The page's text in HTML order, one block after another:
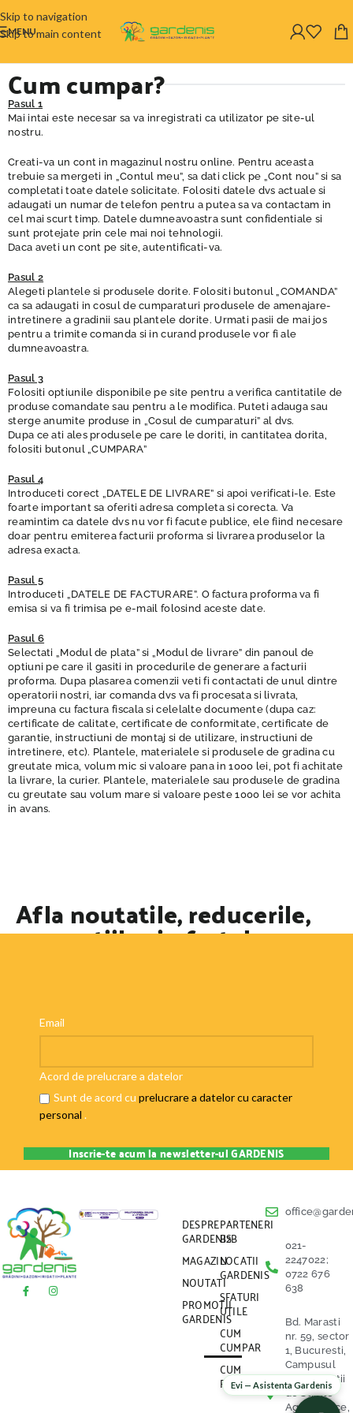
Skip to navigation
Skip to main content
MENU
Cum cumpar?
Pasul 1
Mai intai este necesar sa va inregistrati ca utilizator pe site-ul
nostru.
Creati-va un cont in magazinul nostru online. Pentru aceasta
trebuie sa mergeti in „Contul meu”, sa dati click pe „Cont nou” si sa
completati toate datele solicitate. Folositi datele dvs actuale si
adaugati un numar de telefon pentru a putea sa va contactam in
cel mai scurt timp. Datele dumneavoastra sunt confidentiale si
sunt protejate prin cele mai noi tehnologii.
Daca aveti un cont pe site, autentificati-va.
Pasul 2
Alegeti plantele si produsele dorite. Folositi butonul „COMANDA”
ca sa adaugati in cosul de cumparaturi produsele de amenajare-
intretinere a gradinii sau plantele dorite. Urmati pasii de mai jos
pentru a trimite comanda si in curand produsele vor fi ale
dumneavoastra.
Pasul 3
Folositi optiunile disponibile pe site pentru a verifica cantitatile de
produse comandate sau pentru a le modifica. Puteti adauga sau
sterge anumite produse in „Cosul de cumparaturi” al dvs.
Dupa ce ati ales produsele pe care le doriti, in cantitatea dorita,
folositi butonul „CUMPARA”
Pasul 4
Introduceti corect „DATELE DE LIVRARE” si apoi verificati-le. Este
foarte important sa oferiti adresa completa si corecta. Va
reamintim ca datele dvs nu vor fi facute publice, ele fiind necesare
doar pentru emiterea facturii proforma si livrarea produselor la
adresa exacta.
Pasul 5
Introduceti „DATELE DE FACTURARE”. O factura proforma va fi
emisa si va fi trimisa pe e-mail folosind aceste date.
Pasul 6
Selectati „Modul de plata” si „Modul de livrare” din panoul de
optiuni pe care il gasiti in procedurile de generare a facturii
proforma. Dupa plasarea comenzii veti fi contactati de unul dintre
operatorii nostri, iar comanda dvs va fi procesata si livrata,
impreuna cu factura fiscala si celelalte documente (dupa caz:
certificate de calitate, certificate de conformitate, certificate de
garantie, instructiuni de montaj si de utilizare, instructiuni de
intretinere, etc). Plantele, materialele si produsele de gradina cu
greutate mica, volum mic si valoare pana in 1000 lei, pot fi achitate
la livrare, la curier. Plantele, materialele sau produsele de gradina
cu greutate sau volum mare si valoare peste 1000 lei se vor achita
in avans.
Afla noutatile, reducerile,
promotiile si ofertele
Email
Acord de prelucrare a datelor
Sunt de acord cu prelucrare a datelor cu caracter
personal .
DESPRE
GARDENIS
MAGAZIN
NOUTATI
PROMOTII
GARDENIS
PARTENERI
B2B
LOCATII
GARDENIS
SFATURI
UTILE
CUM
CUMPAR
CUM
PLATESC
021-
2247022;
0722 676
638
Bd. Marasti
nr. 59, sector
1, Bucuresti,
Campusul
Universitatii
de Stiinte
Agronomice,
Evi — Asistenta Gardenis